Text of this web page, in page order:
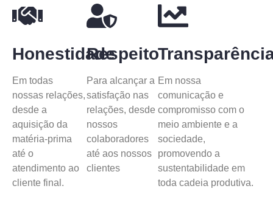
Honestidade
Em todas
nossas relações,
desde a
aquisição da
matéria-prima
até o
atendimento ao
cliente final.
Respeito
Para alcançar a
satisfação nas
relações, desde
nossos
colaboradores
até aos nossos
clientes
Em nossa
comunicação e
compromisso com o
meio ambiente e a
sociedade,
promovendo a
sustentabilidade em
toda cadeia produtiva.